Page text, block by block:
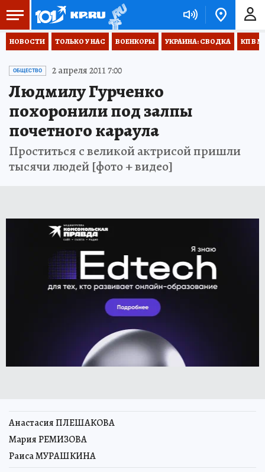
НОВОСТИ ТОЛЬКО У НАС ВОЕНКОРЫ УКРАИНА: СВОДКА КП В
ОБЩЕСТВО 2 апреля 2011 7:00
Людмилу Гурченко
похоронили под залпы
почетного караула
Проститься с великой актрисой пришли
тысячи людей [фото + видео]
Анастасия ПЛЕШАКОВА
Мария РЕМИЗОВА
Раиса МУРАШКИНА